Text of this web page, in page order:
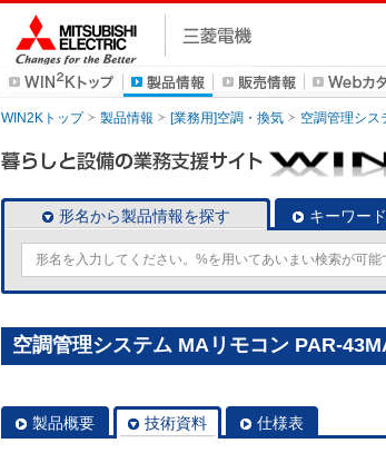
WIN2Kトップ 製品情報 [業務用]空調・換気 空調管理シス
形名から製品情報を探す キーワー
空調管理システム MAリモコン PAR-
製品概要 技術資料 仕様表